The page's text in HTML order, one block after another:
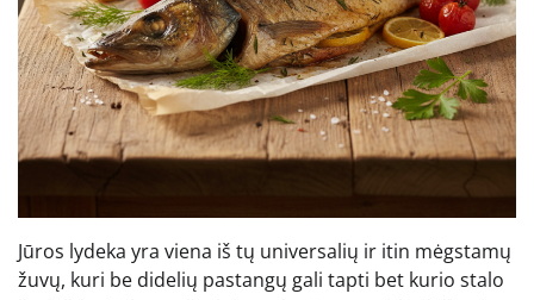
Jūros lydeka yra viena iš tų universalių ir itin mėgstamų
žuvų, kuri be didelių pastangų gali tapti bet kurio stalo